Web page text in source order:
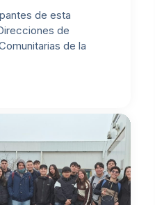
de esta
de
de la